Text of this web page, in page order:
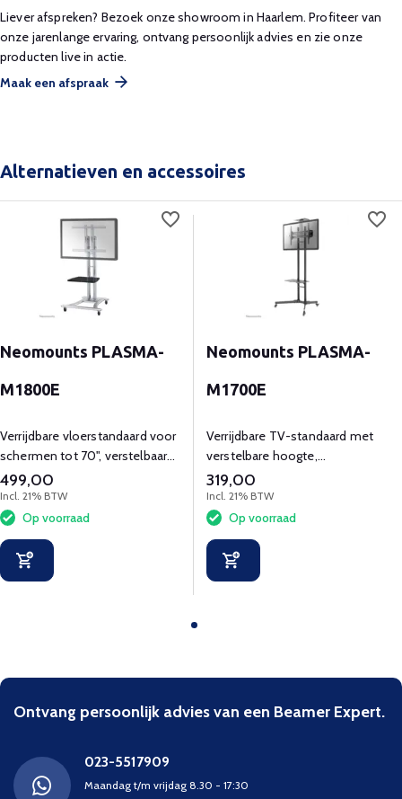
Liever afspreken? Bezoek onze showroom in Haarlem. Profiteer van
onze jarenlange ervaring, ontvang persoonlijk advies en zie onze
producten live in actie.
Maak een afspraak
Alternatieven en accessoires
Neomounts PLASMA-
M1800E
Verrijdbare vloerstandaard voor
schermen tot 70", verstelbaar
en kantelbaar.
499,00
Incl. 21% BTW
Op voorraad
Neomounts PLASMA-
M1700E
Verrijdbare TV-standaard met
verstelbare hoogte,
kantelfunctie en kabelbeheer.
319,00
Incl. 21% BTW
Op voorraad
Ontvang persoonlijk advies van een Beamer Expert.
023-5517909
Maandag t/m vrijdag 8.30 - 17:30